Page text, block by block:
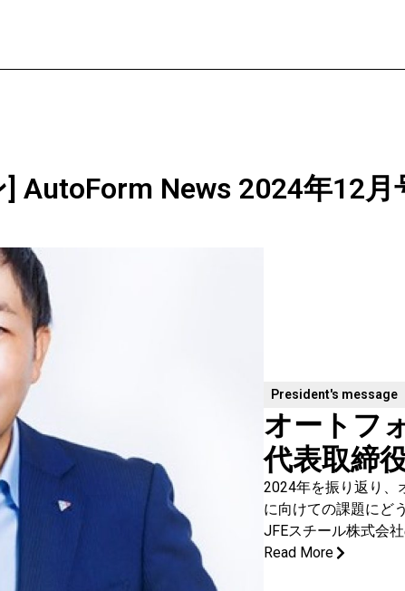
AutoForm News 2024年12月
President's message
オートフ
代表取締
2024年を振り返り、
に向けての課題にど
JFEスチール株式会
Read More